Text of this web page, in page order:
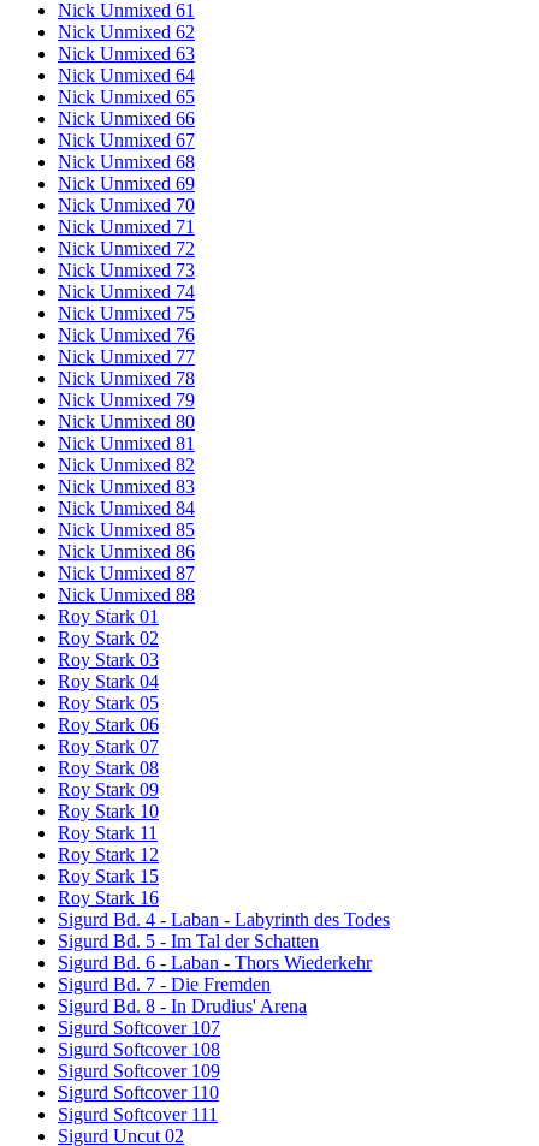
Nick Unmixed 61
Nick Unmixed 62
Nick Unmixed 63
Nick Unmixed 64
Nick Unmixed 65
Nick Unmixed 66
Nick Unmixed 67
Nick Unmixed 68
Nick Unmixed 69
Nick Unmixed 70
Nick Unmixed 71
Nick Unmixed 72
Nick Unmixed 73
Nick Unmixed 74
Nick Unmixed 75
Nick Unmixed 76
Nick Unmixed 77
Nick Unmixed 78
Nick Unmixed 79
Nick Unmixed 80
Nick Unmixed 81
Nick Unmixed 82
Nick Unmixed 83
Nick Unmixed 84
Nick Unmixed 85
Nick Unmixed 86
Nick Unmixed 87
Nick Unmixed 88
Roy Stark 01
Roy Stark 02
Roy Stark 03
Roy Stark 04
Roy Stark 05
Roy Stark 06
Roy Stark 07
Roy Stark 08
Roy Stark 09
Roy Stark 10
Roy Stark 11
Roy Stark 12
Roy Stark 15
Roy Stark 16
Sigurd Bd. 4 - Laban - Labyrinth des Todes
Sigurd Bd. 5 - Im Tal der Schatten
Sigurd Bd. 6 - Laban - Thors Wiederkehr
Sigurd Bd. 7 - Die Fremden
Sigurd Bd. 8 - In Drudius' Arena
Sigurd Softcover 107
Sigurd Softcover 108
Sigurd Softcover 109
Sigurd Softcover 110
Sigurd Softcover 111
Sigurd Uncut 02